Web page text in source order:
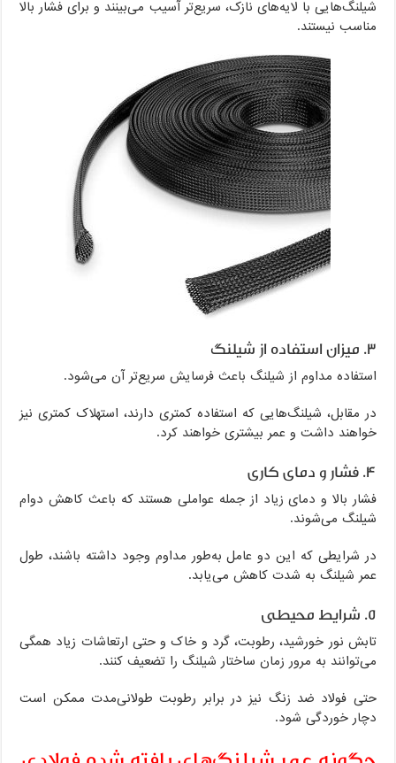
شیلنگ‌هایی با لایه‌های نازک، سریع‌تر آسیب می‌بینند و برای فشار بالا
مناسب نیستند.
۳. میزان استفاده از شیلنگ
استفاده مداوم از شیلنگ باعث فرسایش سریع‌تر آن می‌شود.
در مقابل، شیلنگ‌هایی که استفاده کمتری دارند، استهلاک کمتری نیز
خواهند داشت و عمر بیشتری خواهند کرد.
۴. فشار و دمای کاری
فشار بالا و دمای زیاد از جمله عواملی هستند که باعث کاهش دوام
شیلنگ می‌شوند.
در شرایطی که این دو عامل به‌طور مداوم وجود داشته باشند، طول
عمر شیلنگ به شدت کاهش می‌یابد.
۵. شرایط محیطی
تابش نور خورشید، رطوبت، گرد و خاک و حتی ارتعاشات زیاد همگی
می‌توانند به مرور زمان ساختار شیلنگ را تضعیف کنند.
حتی فولاد ضد زنگ نیز در برابر رطوبت طولانی‌مدت ممکن است
دچار خوردگی شود.